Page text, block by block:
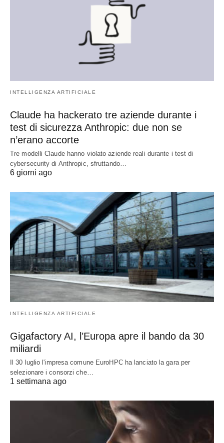
INTELLIGENZA ARTIFICIALE
Claude ha hackerato tre aziende durante i
test di sicurezza Anthropic: due non se
n’erano accorte
Tre modelli Claude hanno violato aziende reali durante i test di
cybersecurity di Anthropic, sfruttando…
6 giorni ago
INTELLIGENZA ARTIFICIALE
Gigafactory AI, l’Europa apre il bando da 30
miliardi
Il 30 luglio l'impresa comune EuroHPC ha lanciato la gara per
selezionare i consorzi che…
1 settimana ago